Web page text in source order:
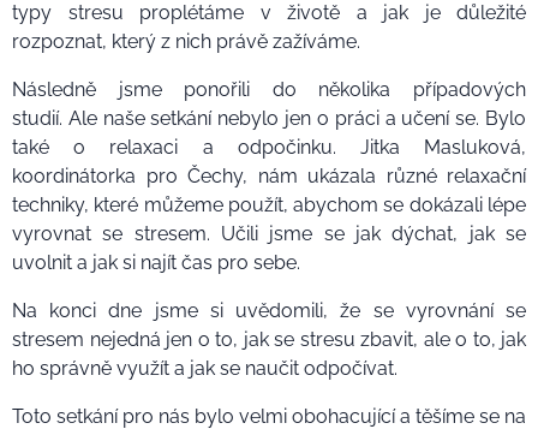
typy stresu proplétáme v životě a jak je důležité
rozpoznat, který z nich právě zažíváme.
Následně jsme ponořili do několika případových
studií. Ale naše setkání nebylo jen o práci a učení se. Bylo
také o relaxaci a odpočinku. Jitka Masluková,
koordinátorka pro Čechy, nám ukázala různé relaxační
techniky, které můžeme použít, abychom se dokázali lépe
vyrovnat se stresem. Učili jsme se jak dýchat, jak se
uvolnit a jak si najít čas pro sebe.
Na konci dne jsme si uvědomili, že se vyrovnání se
stresem nejedná jen o to, jak se stresu zbavit, ale o to, jak
ho správně využít a jak se naučit odpočívat.
Toto setkání pro nás bylo velmi obohacující a těšíme se na